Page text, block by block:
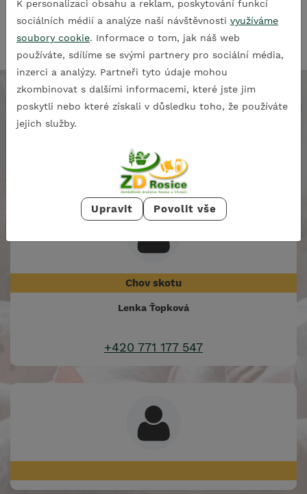
Odpovědní pracovníci
Chov skotu
Lenka Ťopková
+420 771 177 547
K personalizaci obsahu a reklam, poskytování funkcí
sociálních médií a analýze naší návštěvnosti využíváme
soubory cookie. Informace o tom, jak náš web
používáte, sdílíme se svými partnery pro sociální média,
inzerci a analýzy. Partneři tyto údaje mohou
zkombinovat s dalšími informacemi, které jste jim
poskytli nebo které získali v důsledku toho, že používáte
jejich služby.
Upravit Povolit vše